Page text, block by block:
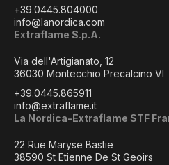
+39.0445.804000
info@lanordica.com
Extraflame S.p.A.
Via dell'Artigianato, 12
36030 Montecchio Precalcino VI
+39.0445.865911
info@extraflame.it
La Nordica-Extraflame STF
22 Rue Maryse Bastie
38590 St Etienne De St Geoirs